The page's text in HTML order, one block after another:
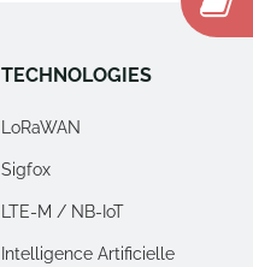
TECHNOLOGIES
LoRaWAN
Sigfox
LTE-M / NB-IoT
Intelligence Artificielle